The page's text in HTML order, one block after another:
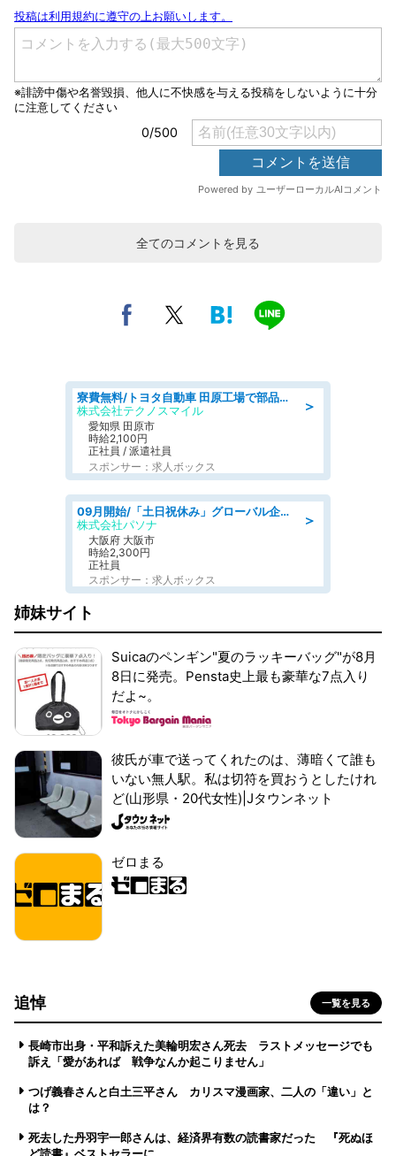
全てのコメントを見る
＞
寮費無料/トヨタ自動車 田原工場で部品の組立製造/tutumi
株式会社テクノスマイル
愛知県 田原市
時給2,100円
正社員 / 派遣社員
スポンサー：求人ボックス
＞
09月開始/「土日祝休み」グローバル企業での産業保健のお仕事/保健師/高時給/残業なし/服装自由
株式会社パソナ
大阪府 大阪市
時給2,300円
正社員
スポンサー：求人ボックス
姉妹サイト
Suicaのペンギン"夏のラッキーバッグ"が8月
8日に発売。Pensta史上最も豪華な7点入り
だよ~。
彼氏が車で送ってくれたのは、薄暗くて誰も
いない無人駅。私は切符を買おうとしたけれ
ど(山形県・20代女性)|Jタウンネット
ゼロまる
追悼 一覧を見る
長崎市出身・平和訴えた美輪明宏さん死去 ラストメッセージでも
訴え「愛があれば 戦争なんか起こりません」
つげ義春さんと白土三平さん カリスマ漫画家、二人の「違い」と
は？
死去した丹羽宇一郎さんは、経済界有数の読書家だった 『死ぬほ